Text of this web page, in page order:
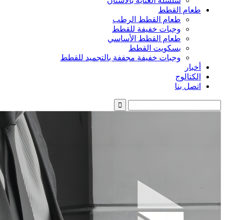
طعام القطط
طعام القطط الرطب
وجبات خفيفة للقطط
طعام القطط الأساسي
بسكويت القطط
وجبات خفيفة مجففة بالتجميد للقطط
أخبار
الكتالوج
اتصل بنا